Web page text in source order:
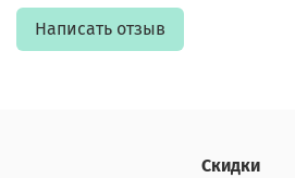
Написать отзыв
Скидки